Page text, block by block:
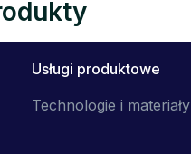
Usługi produktowe
Technologie i materiały